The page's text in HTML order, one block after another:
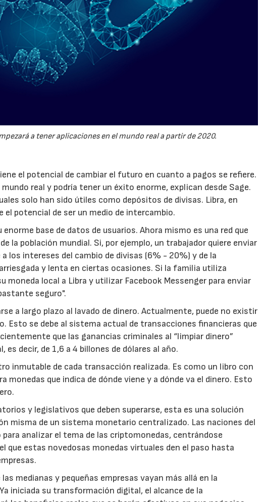
a tener aplicaciones en el mundo real a partir de 2020.
el potencial de cambiar el futuro en cuanto a pagos se refiere.
real y podría tener un éxito enorme, explican desde Sage.
solo han sido útiles como depósitos de divisas. Libra, en
potencial de ser un medio de intercambio.
base de datos de usuarios. Ahora mismo es una red que
la población mundial. Si, por ejemplo, un trabajador quiere enviar
los intereses del cambio de divisas (6% - 20%) y de la
y lenta en ciertas ocasiones. Si la familia utiliza
local a Libra y utilizar Facebook Messenger para enviar
seguro".
a largo plazo al lavado de dinero. Actualmente, puede no existir
Esto se debe al sistema actual de transacciones financieras que
que las ganancias criminales al “limpiar dinero”
decir, de 1,6 a 4 billones de dólares al año.
inmutable de cada transacción realizada. Es como un libro con
que indica de dónde viene y a dónde va el dinero. Esto
y legislativos que deben superarse, esta es una solución
misma de un sistema monetario centralizado. Las naciones del
analizar el tema de las criptomonedas, centrándose
que estas novedosas monedas virtuales den el paso hasta
medianas y pequeñas empresas vayan más allá en la
iniciada su transformación digital, el alcance de la